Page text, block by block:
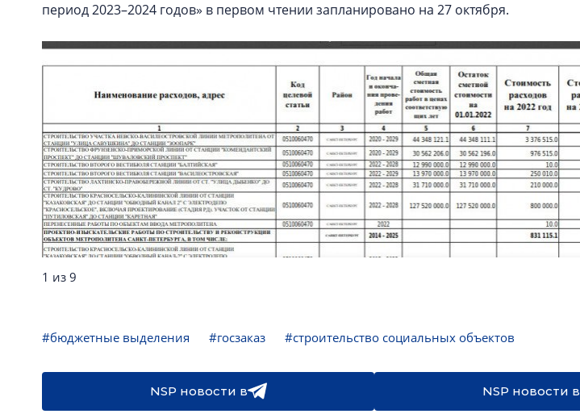
период 2023–2024 годов» в первом чтении запланировано на 27 октября.
1 из 9
#бюджетные выделения #госзаказ #строительство социальных объектов
NSP новости в NSP новости в